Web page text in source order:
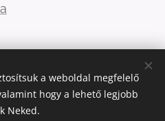
06202757966
a weboldal megfelelő
hogy a lehető legjobb
Neked.